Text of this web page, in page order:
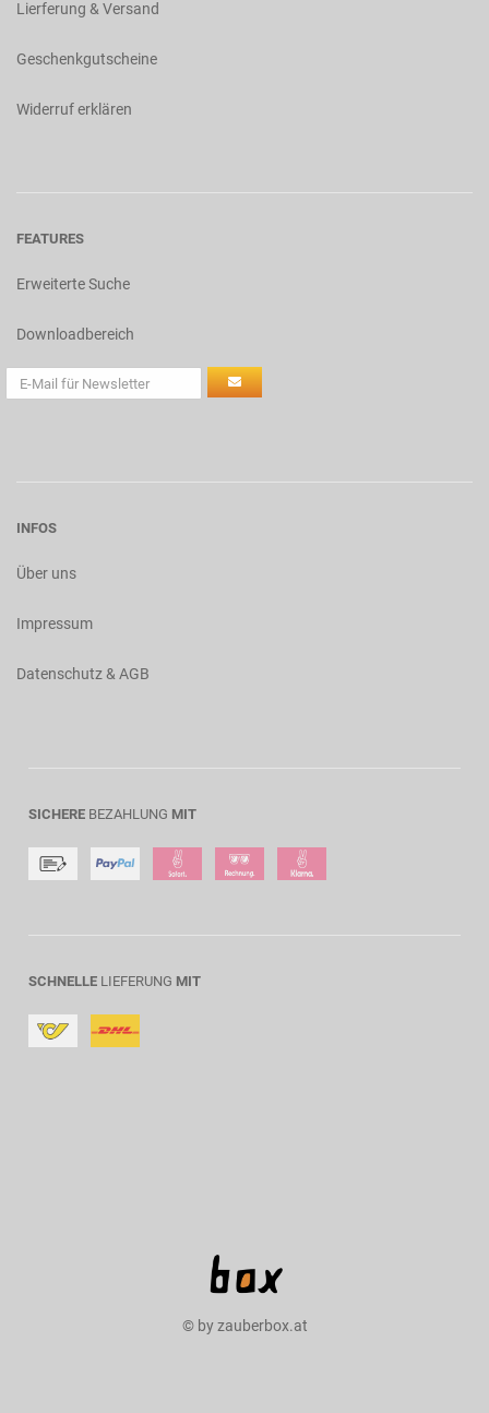
Lierferung & Versand
Geschenkgutscheine
Widerruf erklären
FEATURES
Erweiterte Suche
Downloadbereich
INFOS
Über uns
Impressum
Datenschutz & AGB
SICHERE BEZAHLUNG MIT
SCHNELLE LIEFERUNG MIT
© by zauberbox.at